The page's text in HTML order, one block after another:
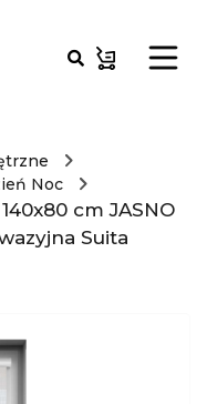
Noc
cm JASNO
Suita